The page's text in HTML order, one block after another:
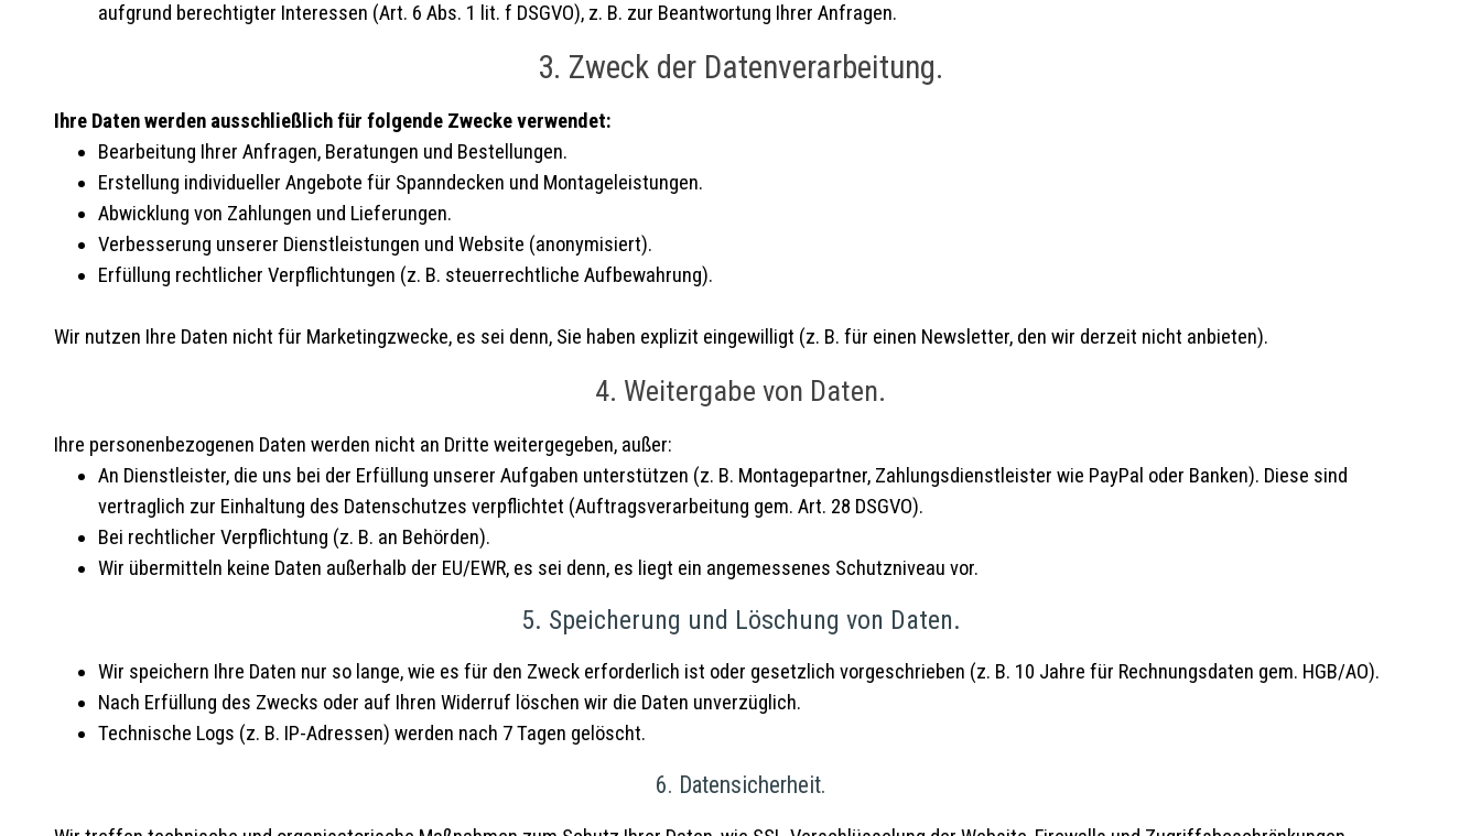
aufgrund berechtigter Interessen (Art. 6 Abs. 1 lit. f DSGVO), z. B. zur Beantwortung Ihrer Anfragen.
3. Zweck der Datenverarbeitung.
Ihre Daten werden ausschließlich für folgende Zwecke verwendet:
Bearbeitung Ihrer Anfragen, Beratungen und Bestellungen.
Erstellung individueller Angebote für Spanndecken und Montageleistungen.
Abwicklung von Zahlungen und Lieferungen.
Verbesserung unserer Dienstleistungen und Website (anonymisiert).
Erfüllung rechtlicher Verpflichtungen (z. B. steuerrechtliche Aufbewahrung).
Wir nutzen Ihre Daten nicht für Marketingzwecke, es sei denn, Sie haben explizit eingewilligt (z. B. für einen Newsletter, den wir derzeit nicht anbieten).
4. Weitergabe von Daten.
Ihre personenbezogenen Daten werden nicht an Dritte weitergegeben, außer:
An Dienstleister, die uns bei der Erfüllung unserer Aufgaben unterstützen (z. B. Montagepartner, Zahlungsdienstleister wie PayPal oder Banken). Diese sind
vertraglich zur Einhaltung des Datenschutzes verpflichtet (Auftragsverarbeitung gem. Art. 28 DSGVO).
Bei rechtlicher Verpflichtung (z. B. an Behörden).
Wir übermitteln keine Daten außerhalb der EU/EWR, es sei denn, es liegt ein angemessenes Schutzniveau vor.
5. Speicherung und Löschung von Daten.
Wir speichern Ihre Daten nur so lange, wie es für den Zweck erforderlich ist oder gesetzlich vorgeschrieben (z. B. 10 Jahre für Rechnungsdaten gem. HGB/AO).
Nach Erfüllung des Zwecks oder auf Ihren Widerruf löschen wir die Daten unverzüglich.
Technische Logs (z. B. IP-Adressen) werden nach 7 Tagen gelöscht.
6. Datensicherheit.